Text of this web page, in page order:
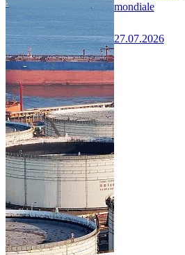
mondiale
27.07.2026